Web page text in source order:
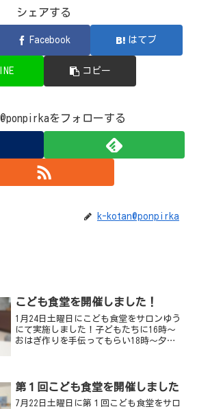
シェアする
Facebook はてブ
コピー
をフォローする
k-kotan@ponpirka
こども食堂を開催しました！
1月24日土曜日にこども食堂をサロンゆう
にて実施しました！子どもたちに16時〜
おはぎ作りを手伝ってもらい18時〜夕食
ニューを提供しま...
第１回こども食堂を開催しました
7月22日土曜日に第１回こども食堂をサロ